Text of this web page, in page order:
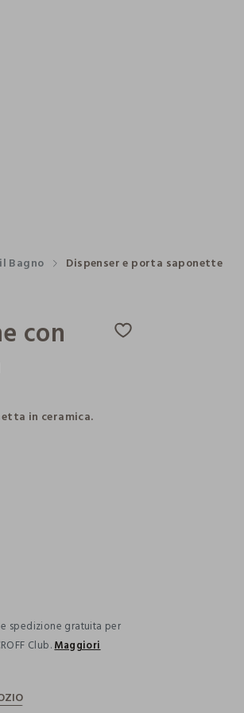
Bagno Dispenser e porta saponette
con
in ceramica.
spedizione gratuita per
Club.Maggiori